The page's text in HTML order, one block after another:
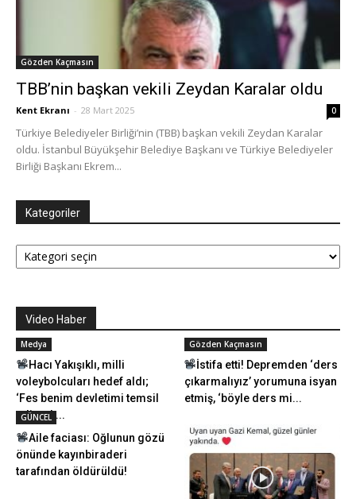
Gözden Kaçmasın
TBB’nin başkan vekili Zeydan Karalar oldu
Kent Ekranı - 28 Mart 2025 0
Türkiye Belediyeler Birliği’nin (TBB) başkan vekili Zeydan Karalar
oldu. İstanbul Büyükşehir Belediye Başkanı ve Türkiye Belediyeler
Birliği Başkanı Ekrem...
Kategoriler
Kategoriler
Video Haber
Medya
Hacı Yakışıklı, milli
voleybolcuları hedef aldı;
‘Fes benim devletimi temsil
ediyor’....
Gözden Kaçmasın
İstifa etti! Depremden ‘ders
çıkarmalıyız’ yorumuna isyan
etmiş, ‘böyle ders mi...
GÜNCEL
Aile faciası: Oğlunun gözü
önünde kayınbiraderi
tarafından öldürüldü!